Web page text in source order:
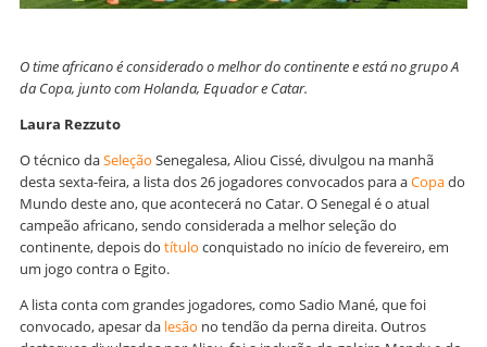
O time africano é considerado o melhor do continente e está no grupo A
da Copa, junto com Holanda, Equador e Catar.
Laura Rezzuto
O técnico daSeleção Senegalesa, Aliou Cissé, divulgou na manhã
desta sexta-feira, a lista dos 26 jogadores convocados para aCopado
Mundo deste ano, que acontecerá no Catar. O Senegal é o atual
campeão africano, sendo considerada a melhor seleção do
continente, depois do título conquistado no início de fevereiro, em
um jogo contra o Egito.
A lista conta com grandes jogadores, como Sadio Mané, que foi
convocado, apesar da lesão no tendão da perna direita. Outros